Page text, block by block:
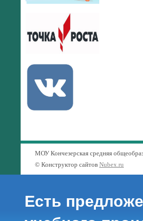
МОУ Кончезерская средняя
© Конструктор сайтов Nubex.ru
Есть